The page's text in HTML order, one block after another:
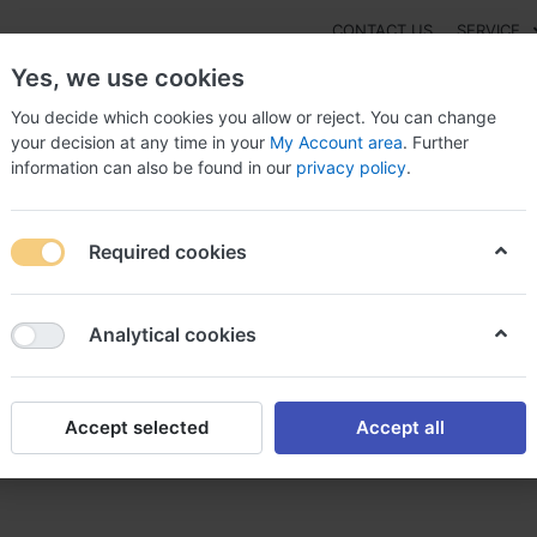
CONTACT US SERVICE
NEW
tamsulosine mylan tamsulosine sans ordonnance pharmacie
tamsulosine sans
Yes, we use cookies
You decide which cookies you allow or reject. You can change
your decision at any time in your My Account area. Further
information can also be found in our privacy policy.
Required cookies
Analytical cookies
Accept selected Accept all